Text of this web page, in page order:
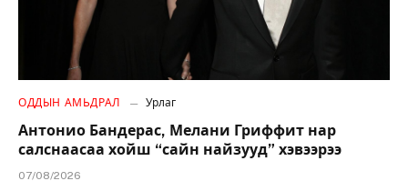
ОДДЫН АМЬДРАЛ Урлаг
Антонио Бандерас, Мелани Гриффит нар
салснаасаа хойш “сайн найзууд” хэвээрээ
07/08/2026